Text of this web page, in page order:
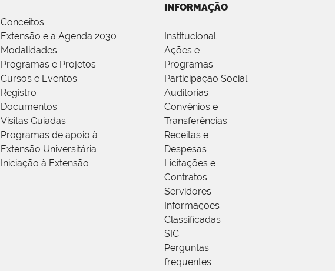
Conceitos
Extensão e a Agenda 2030
Modalidades
Programas e Projetos
Cursos e Eventos
Registro
Documentos
Visitas Guiadas
Programas de apoio à
Extensão Universitária
Iniciação à Extensão
INFORMAÇÃO
Institucional
Ações e
Programas
Participação Social
Auditorias
Convênios e
Transferências
Receitas e
Despesas
Licitações e
Contratos
Servidores
Informações
Classificadas
SIC
Perguntas
frequentes